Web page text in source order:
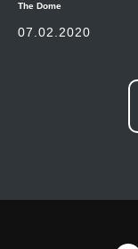
The Dome
07.02.2020